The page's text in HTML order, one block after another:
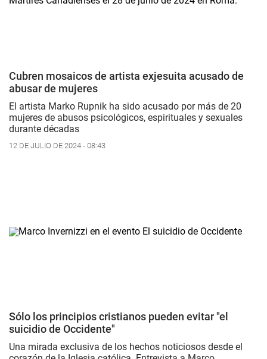
Cubren mosaicos de artista exjesuita acusado de
abusar de mujeres
El artista Marko Rupnik ha sido acusado por más de 20
mujeres de abusos psicológicos, espirituales y sexuales
durante décadas
12 DE JULIO DE 2024 - 08:43
Sólo los principios cristianos pueden evitar "el
suicidio de Occidente"
Una mirada exclusiva de los hechos noticiosos desde el